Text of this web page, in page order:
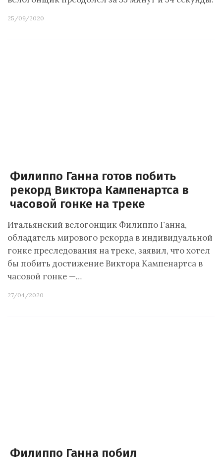
25/09/2020
Филиппо Ганна готов побить
рекорд Виктора Кампенартса в
часовой гонке на треке
Итальянский велогонщик Филиппо Ганна,
обладатель мирового рекорда в индивидуальной
гонке преследования на треке, заявил, что хотел
бы побить достижение Виктора Кампенартса в
часовой гонке —…
27/04/2020
Филиппо Ганна побил